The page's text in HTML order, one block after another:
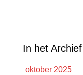
In het Archief
oktober 2025